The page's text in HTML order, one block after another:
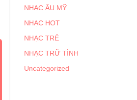
NHẠC ÂU MỸ
NHẠC HOT
NHẠC TRẺ
NHẠC TRỮ TÌNH
Uncategorized